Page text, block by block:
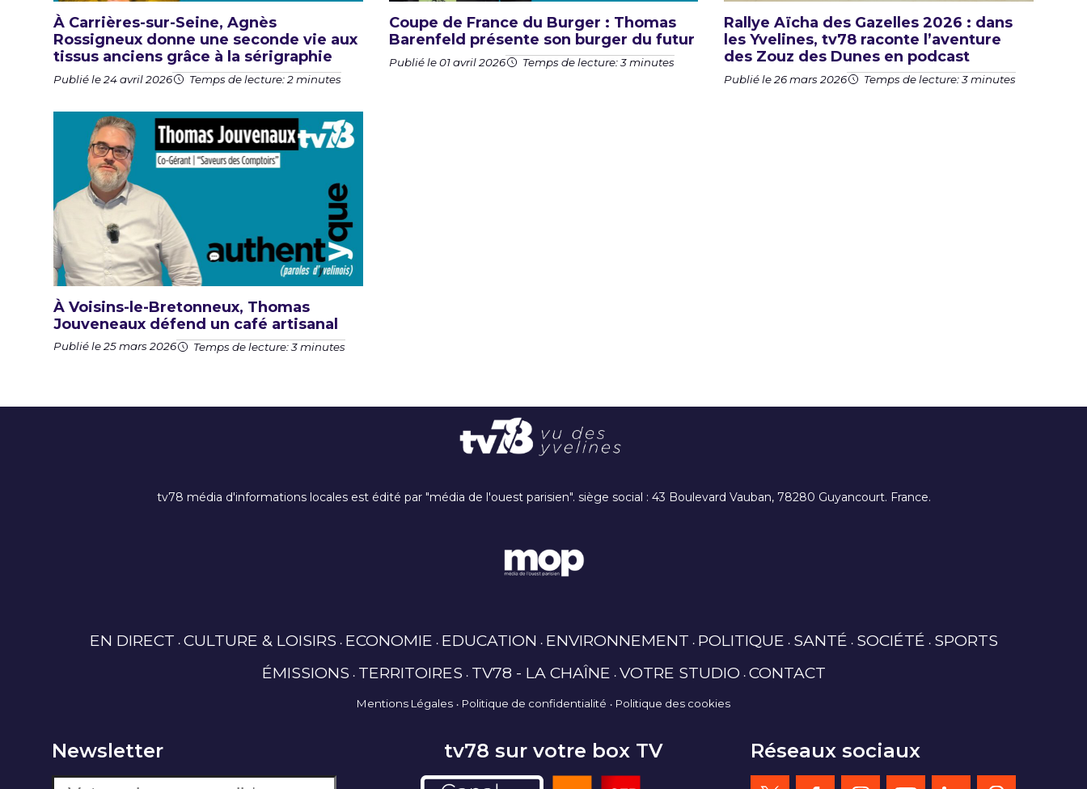
À Carrières-sur-Seine, Agnès
Rossigneux donne une seconde vie aux
tissus anciens grâce à la sérigraphie
Publié le 24 avril 2026 Temps de lecture: 2 minutes
Coupe de France du Burger : Thomas
Barenfeld présente son burger du futur
Publié le 01 avril 2026 Temps de lecture: 3 minutes
Rallye Aïcha des Gazelles 2026 : dans
les Yvelines, tv78 raconte l’aventure
des Zouz des Dunes en podcast
Publié le 26 mars 2026 Temps de lecture: 3 minutes
À Voisins-le-Bretonneux, Thomas
Jouveneaux défend un café artisanal
Publié le 25 mars 2026 Temps de lecture: 3 minutes
tv78 média d'informations locales est édité par "média de l'ouest parisien". siège social : 43 Boulevard Vauban, 78280 Guyancourt. France.
EN DIRECT CULTURE & LOISIRS ECONOMIE EDUCATION ENVIRONNEMENT POLITIQUE SANTÉ SOCIÉTÉ SPORTS
ÉMISSIONS TERRITOIRES TV78 - LA CHAÎNE VOTRE STUDIO CONTACT
Mentions Légales Politique de confidentialité Politique des cookies
Newsletter tv78 sur votre box TV Réseaux sociaux